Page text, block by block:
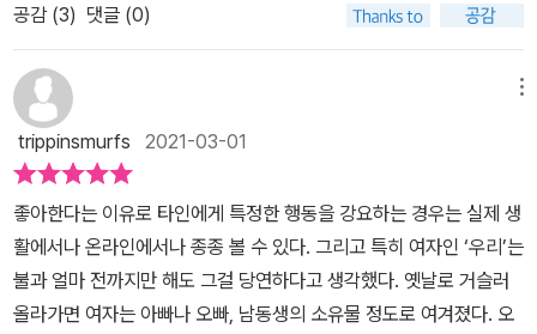
르는 사이에 폭력에 휘둘리고 있지는 않을까? 아니면 내가 누군가에
게 강요나 억압을 하고 있지는 않을까?’ 그 모든 질문은 이제 막 세상
을 알아 가는 아이들에게 꼭 필요하며, 인생에서도 아주 중요한 질문
일 것이다. 끝나지 않은 이어달리기를 함께하는 우리들에게, 이 작품
은 현실을 똑바로 마주할 수 있는 용기와 혼자가 아니라는 따스한 위
로를 선물한다. 이제 달리기를 잘하는 할머니와 아주 용감한 손녀가
달려 나갈 것이다. 진정한 ‘나다움’을 고민하며 책을 펼치는 독자들에
게로.
공감 (3) 댓글 (0)
trippinsmurfs 2021-03-01
좋아한다는 이유로 타인에게 특정한 행동을 강요하는 경우는 실제 생
활에서나 온라인에서나 종종 볼 수 있다. 그리고 특히 여자인 ‘우리’는
불과 얼마 전까지만 해도 그걸 당연하다고 생각했다. 옛날로 거슬러
올라가면 여자는 아빠나 오빠, 남동생의 소유물 정도로 여겨졌다. 오